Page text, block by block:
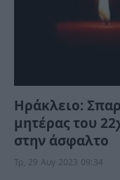
Ηράκλειο:
μητέρας του
στην άσφαλτο
Τρ, 29 Αυγ 2023 09:34